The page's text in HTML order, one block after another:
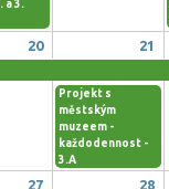
a 3.
20 21
Projekt s
městským
muzeem -
každodennost -
3.A
27 28